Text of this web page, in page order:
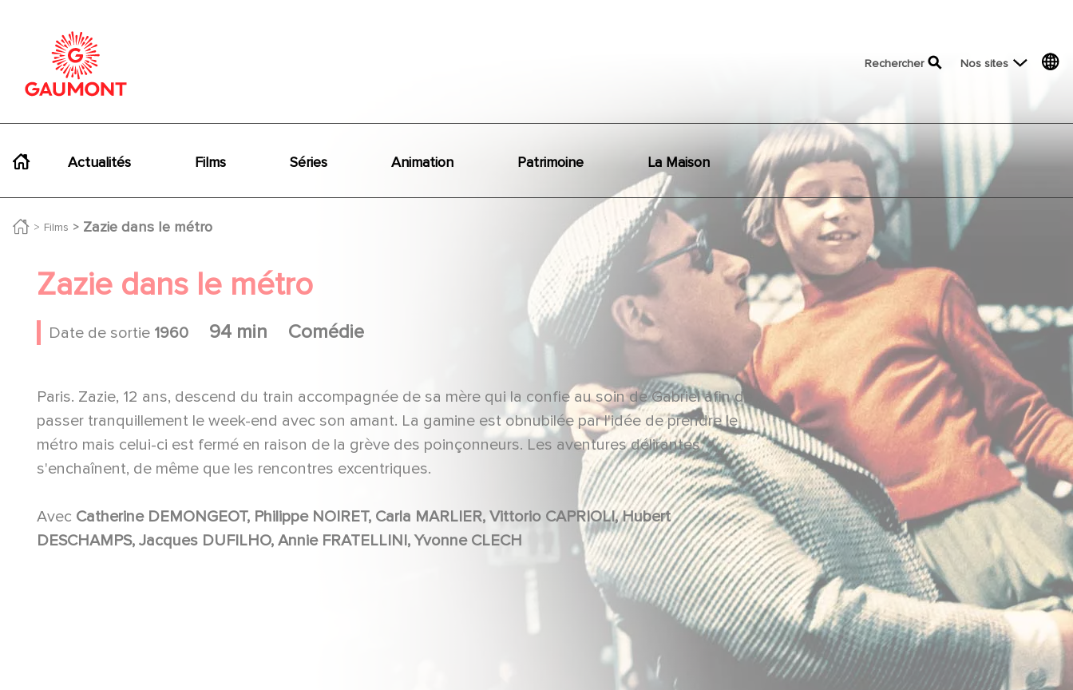
top menu
Rechercher Nos sites
Actualités Films Séries Animation Patrimoine La Maison
Films Zazie dans le métro
Zazie dans le métro
Date de sortie 1960 94 min Comédie
Paris. Zazie, 12 ans, descend du train accompagnée de sa mère qui la confie au soin de Gabriel afin de
passer tranquillement le week-end avec son amant. La gamine est obnubilée par l'idée de prendre le
métro mais celui-ci est fermé en raison de la grève des poinçonneurs. Les aventures délirantes
s'enchaînent, de même que les rencontres excentriques.
Avec
DESCHAMPS, Jacques DUFILHO, Annie FRATELLINI, Yvonne CLECH